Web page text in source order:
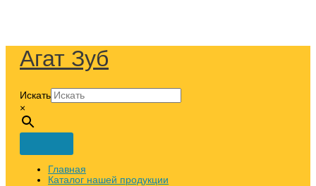
Агат Зуб
Искать
×
Главная
Каталог нашей продукции
хлопья,
очень
светлый
спиртовой
прозрачный
,
светлый
50гр
Желтое
(из
10